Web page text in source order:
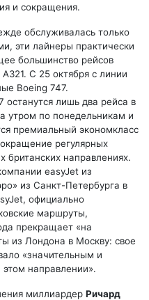
и сокращения.
обслуживалась только
эти лайнеры практически
большинство рейсов
С 25 октября с линии
Boeing 747.
лишь два рейса в
утром по понедельникам и
премиальный экономкласс
регулярных
британских направлениях.
easyJet из
из Санкт-Петербурга в
официально
маршруты,
прекращает «на
из Лондона в Москву: свое
«значительным и
направлении».
миллиардер Ричард